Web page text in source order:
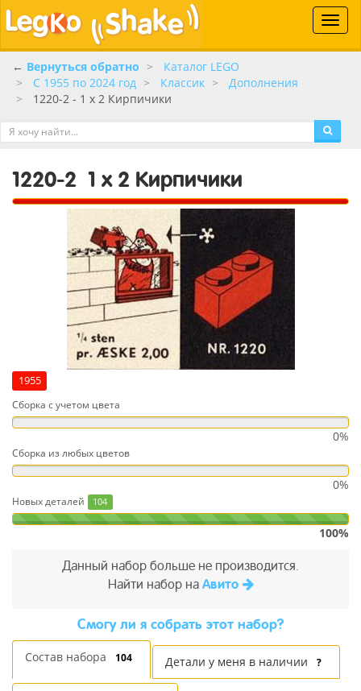
Toggle
← Вернуться обратно
Каталог LEGO
C 1955 по 2024 год
Классик
Дополнения
1220-2 - 1 x 2 Кирпичики
1220-2 1 x 2 Кирпичики
1955
Сборка с учетом цвета
0%
Сборка из любых цветов
0%
Новых деталей 104
100%
Данный набор больше не производится.
Найти набор на Авито
Cмогу ли я собрать этот набор?
Состав набора 104 Детали у меня в наличии ?